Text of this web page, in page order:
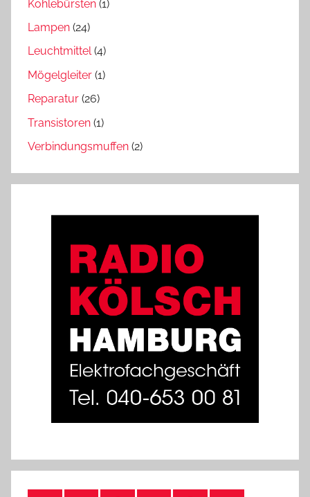
Kohlebürsten (1)
Lampen (24)
Leuchtmittel(4)
Mögelgleiter (1)
Reparatur (26)
Transistoren (1)
Verbindungsmuffen (2)